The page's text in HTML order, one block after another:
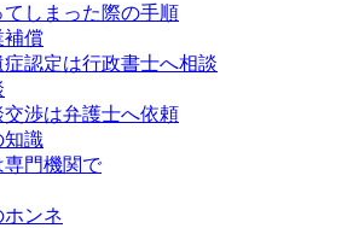
しまった際の手順
補償
認定は行政書士へ相談
渉は弁護士へ依頼
知識
門機関で
ンネ